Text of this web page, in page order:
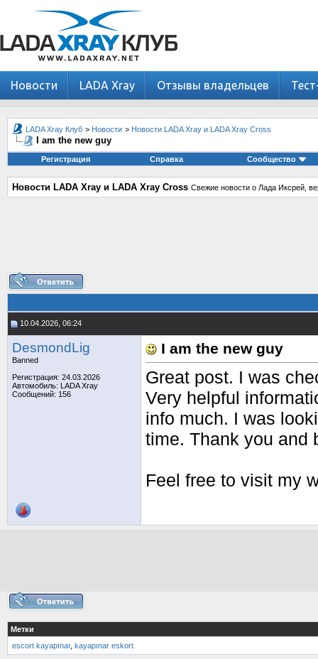
Новости LADA Xray Отзывы владельцев
LADA Xray Клуб > Новости > Новости LADA Xray и LADA Xray Cross
I am the new guy
Регистрация Справка Сообщество
Новости LADA Xray и LADA Xray Cross Свежие новости о Лада Иксрей,
10.04.2026, 06:24
DesmondLig
Banned
Регистрация: 24.03.2026
Автомобиль: LADA Xray
Сообщений: 156
I am the new guy
Great post. I was
Very helpful
info much. I was
time. Thank you and
Feel free to visit my
Метки
escort kayapınar, kayapınar eskort